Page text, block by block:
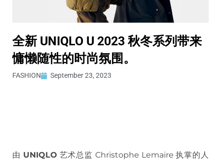
全新 UNIQLO U 2023 秋冬系列带来
慵懒随性的时尚氛围。
FASHION September 23, 2023
由 UNIQLO 艺术总监 Christophe Lemaire 执掌的人